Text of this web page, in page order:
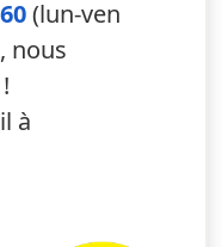
des caves à vin,
souhaitez exploiter
l'emballage
et attrayant,
nouvelle valeur aux
démarquer de la
en commandant
(lun-ven
nous
à